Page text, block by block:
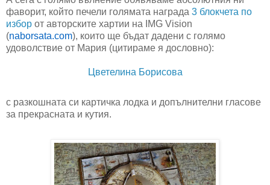
фаворит, който печели голямата награда 3 блокчета по
избор от авторските хартии на
IMG Vision
(naborsata.com), които ще бъдат дадени с голямо
удоволствие от Мария (цитираме я дословно):
Цветелина Борисова
с разкошната си картичка лодка и допълнителни гласове
за прекрасната и кутия.